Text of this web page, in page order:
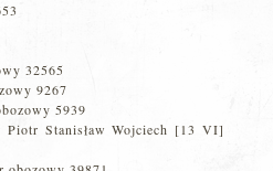
32565
9267
5939
Piotr Stanisław Wojciech [13 VI]